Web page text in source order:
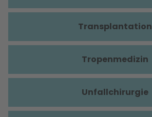
Transplantation
Tropenmedizin
Unfallchirurgie